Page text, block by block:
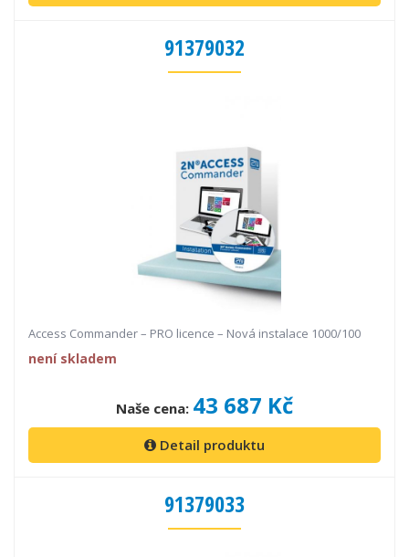
91379032
Access Commander – PRO licence – Nová instalace 1000/100
není skladem
Naše cena: 43 687 Kč
Detail produktu
91379033